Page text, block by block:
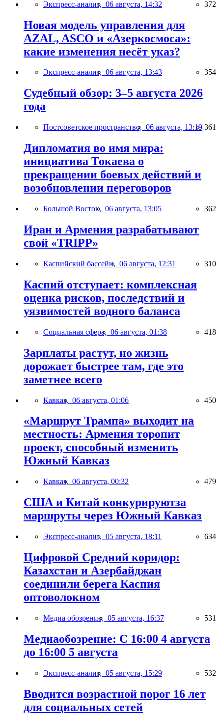
Экспресс-анализ, 06 августа, 14:32 372
Новая модель управления для
AZAL, ASCO и «Азеркосмоса»:
какие изменения несёт указ?
Экспресс-анализ, 06 августа, 13:43 354
Судебный обзор: 3–5 августа 2026
года
Постсоветское пространство, 06 августа, 13:19 361
Дипломатия во имя мира:
инициатива Токаева о
прекращении боевых действий и
возобновлении переговоров
Большой Восток, 06 августа, 13:05 362
Иран и Армения разрабатывают
свой «TRIPP»
Каспийский бассейн, 06 августа, 12:31 310
Каспий отступает: комплексная
оценка рисков, последствий и
уязвимостей водного баланса
Социальная сфера, 06 августа, 01:38 418
Зарплаты растут, но жизнь
дорожает быстрее там, где это
заметнее всего
Кавказ, 06 августа, 01:06 450
«Маршрут Трампа» выходит на
местность: Армения торопит
проект, способный изменить
Южный Кавказ
Кавказ, 06 августа, 00:32 479
США и Китай конкурируютза
маршруты через Южный Кавказ
Экспресс-анализ, 05 августа, 18:11 634
Цифровой Средний коридор:
Казахстан и Азербайджан
соединили берега Каспия
оптоволокном
Медиа обозрение, 05 августа, 16:37 531
Медиаобозрение: С 16:00 4 августа
до 16:00 5 августа
Экспресс-анализ, 05 августа, 15:29 532
Вводится возрастной порог 16 лет
для социальных сетей